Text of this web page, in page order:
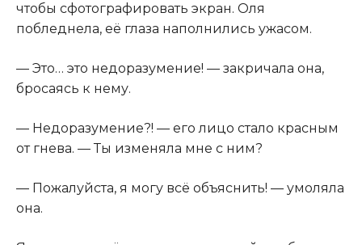
чтобы сфотографировать экран. Оля
побледнела, её глаза наполнились ужасом.
— Это… это недоразумение! — закричала она,
бросаясь к нему.
— Недоразумение?! — его лицо стало красным
от гнева. — Ты изменяла мне с ним?
— Пожалуйста, я могу всё объяснить! — умоляла
она.